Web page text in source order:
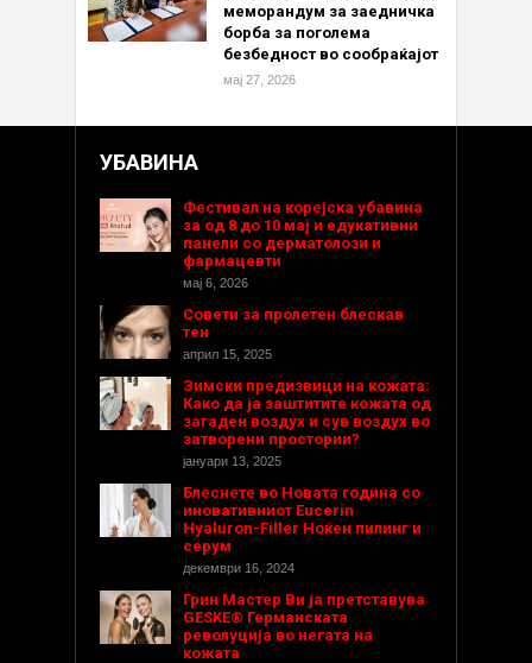
меморандум за заедничка
борба за поголема
безбедност во сообраќајот
мај 27, 2026
УБАВИНА
Фестивал на корејска убавина
за од 8 до 10 мај и едукативни
панели со дерматолози и
фармацевти
мај 6, 2026
Совети за пролетен блескав
тен
април 15, 2025
Зимски предизвици на кожата:
Како да ја заштитите кожата од
загаден воздух и сув воздух во
затворени простории?
јануари 13, 2025
Блеснете во Новата година со
иновативниот Eucerin
Hyaluron-Filler Ноќен пилинг и
серум
декември 16, 2024
Грин Мастер Ви ја претставува
GESKE® Германската
револуција во негата на
кожата